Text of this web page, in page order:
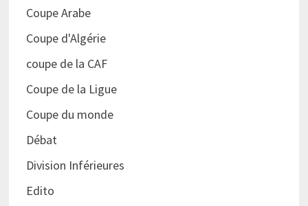
Coupe Arabe
Coupe d'Algérie
coupe de la CAF
Coupe de la Ligue
Coupe du monde
Débat
Division Inférieures
Edito